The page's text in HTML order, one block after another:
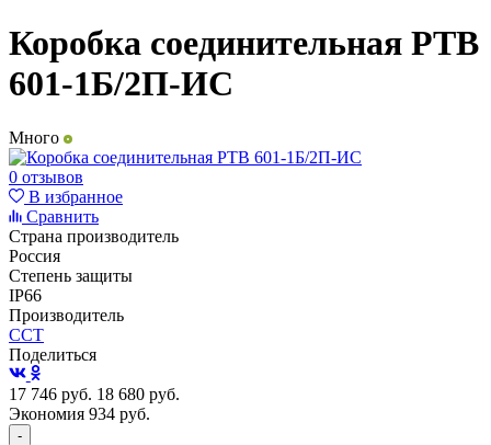
Коробка соединительная РТВ
601-1Б/2П-ИС
Много
0 отзывов
В избранное
Сравнить
Страна производитель
Россия
Степень защиты
IP66
Производитель
ССТ
Поделиться
17 746 руб. 18 680 руб.
Экономия 934 руб.
-